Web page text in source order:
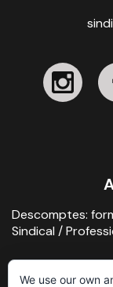
Descomptes:
Sindical /
We use our own